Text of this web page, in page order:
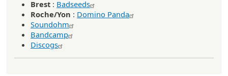
Brest : Badseeds
Roche/Yon : Domino Panda
Soundohm
Bandcamp
Discogs